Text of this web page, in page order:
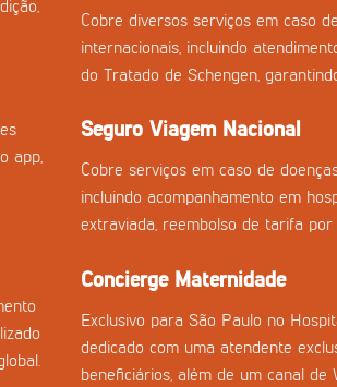
app,
Cobre diversos serviços em caso
internacionais, incluindo
do Tratado de Schengen,
Seguro Viagem Nacional
Cobre serviços em caso de
incluindo acompanhamento em
extraviada, reembolso de tarifa
Concierge Maternidade
Exclusivo para São Paulo no
dedicado com uma atendente
beneficiários, além de um canal